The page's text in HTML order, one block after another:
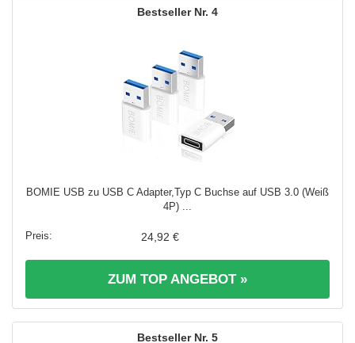
4
BOMIE USB zu USB C Adapter,Typ C Buchse auf USB 3.0 (Weiß
4P) ...
24,92 €
ZUM TOP ANGEBOT »
5